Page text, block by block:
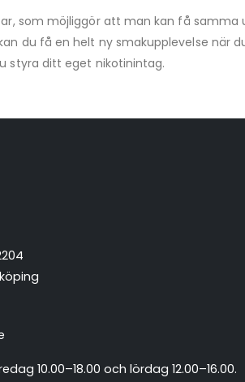
som möjliggör att man kan få
du få en helt ny smakupplevelse när
styra ditt eget nikotinintag.
10.00–18.00 och lördag 12.00–16.00.